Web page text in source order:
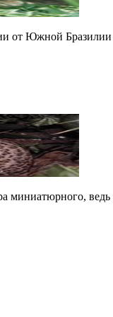
от Южной
миниатюрного,